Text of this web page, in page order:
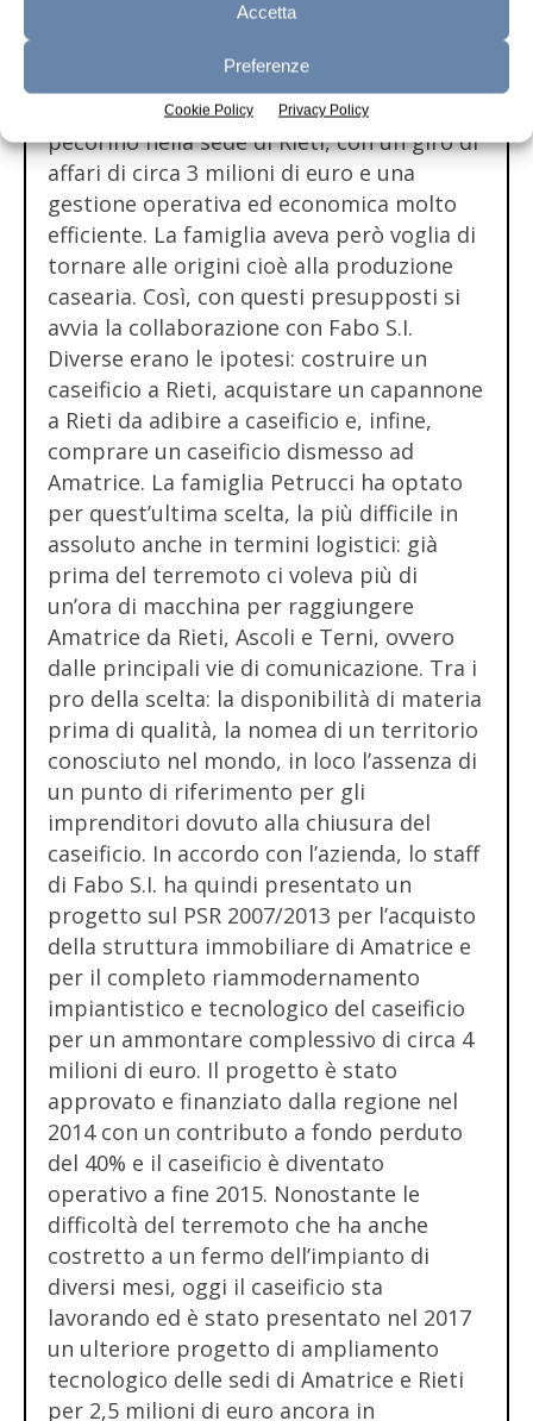
Accetta
Preferenze
Cookie Policy Privacy Policy
Da generazioni la famiglia Petrucci è
dei formaggi. Quando si è rivolta a Fabo
S.I. l’azienda acquistava e stagionava
pecorino nella sede di Rieti, con un giro di
affari di circa 3 milioni di euro e una
gestione operativa ed economica molto
efficiente. La famiglia aveva però voglia di
tornare alle origini cioè alla produzione
casearia. Così, con questi presupposti si
avvia la collaborazione con Fabo S.I.
Diverse erano le ipotesi: costruire un
caseificio a Rieti, acquistare un capannone
a Rieti da adibire a caseificio e, infine,
comprare un caseificio dismesso ad
Amatrice. La famiglia Petrucci ha optato
per quest’ultima scelta, la più difficile in
assoluto anche in termini logistici: già
prima del terremoto ci voleva più di
un’ora di macchina per raggiungere
Amatrice da Rieti, Ascoli e Terni, ovvero
dalle principali vie di comunicazione. Tra i
pro della scelta: la disponibilità di materia
prima di qualità, la nomea di un territorio
conosciuto nel mondo, in loco l’assenza di
un punto di riferimento per gli
imprenditori dovuto alla chiusura del
caseificio. In accordo con l’azienda, lo staff
di Fabo S.I. ha quindi presentato un
progetto sul PSR 2007/2013 per l’acquisto
della struttura immobiliare di Amatrice e
per il completo riammodernamento
impiantistico e tecnologico del caseificio
per un ammontare complessivo di circa 4
milioni di euro. Il progetto è stato
approvato e finanziato dalla regione nel
2014 con un contributo a fondo perduto
del 40% e il caseificio è diventato
operativo a fine 2015. Nonostante le
difficoltà del terremoto che ha anche
costretto a un fermo dell’impianto di
diversi mesi, oggi il caseificio sta
lavorando ed è stato presentato nel 2017
un ulteriore progetto di ampliamento
tecnologico delle sedi di Amatrice e Rieti
per 2,5 milioni di euro ancora in